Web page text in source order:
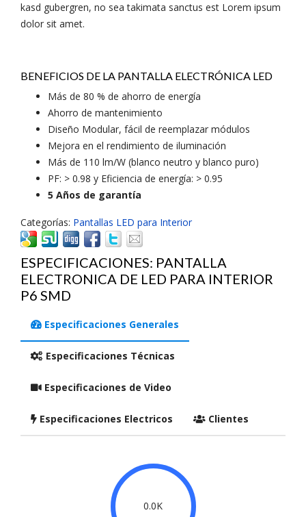
kasd gubergren, no sea takimata sanctus est Lorem ipsum
dolor sit amet.
BENEFICIOS DE LA PANTALLA ELECTRÓNICA LED
Más de 80 % de ahorro de energía
Ahorro de mantenimiento
Diseño Modular, fácil de reemplazar módulos
Mejora en el rendimiento de iluminación
Más de 110 lm/W (blanco neutro y blanco puro)
PF: > 0.98 y Eficiencia de energía: > 0.95
5 Años de garantía
Categorías: Pantallas LED para Interior
ESPECIFICACIONES: PANTALLA
ELECTRONICA DE LED PARA INTERIOR
P6 SMD
Especificaciones Generales
Especificaciones Técnicas
Especificaciones de Video
Especificaciones Electricos Clientes
0.0K